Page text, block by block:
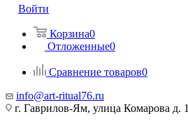
Войти
Корзина0
Отложенные0
Сравнение товаров0
info@art-ritual76.ru
г. Гаврилов-Ям, улица Комарова д. 1